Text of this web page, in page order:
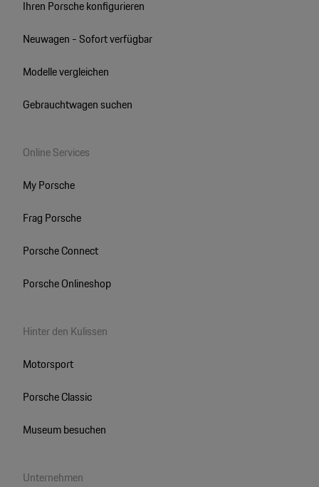
Ihren Porsche konfigurieren
Neuwagen - Sofort verfügbar
Modelle vergleichen
Gebrauchtwagen suchen
Online Services
My Porsche
Frag Porsche
Porsche Connect
Porsche Onlineshop
Hinter den Kulissen
Motorsport
Porsche Classic
Museum besuchen
Unternehmen